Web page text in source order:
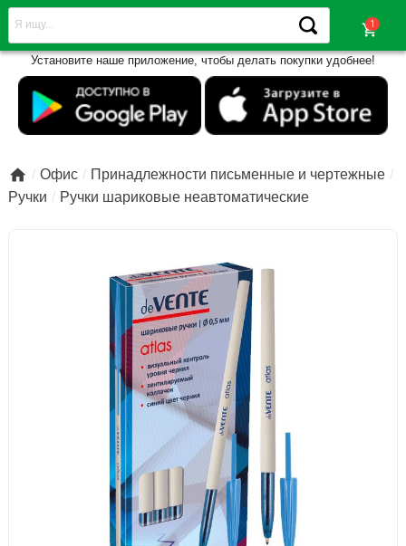
shopping_cart
Установите наше приложение, чтобы делать покупки удобнее!
 Офис
Принадлежности письменные и чертежные
Ручки
Ручки шариковые неавтоматические